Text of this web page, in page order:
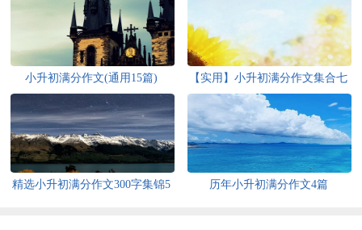
小升初满分作文(通用15篇)
【实用】小升初满分作文集合七
篇
精选小升初满分作文300字集锦5
历年小升初满分作文4篇